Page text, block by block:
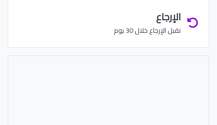
الإرجاع
نقبل الإرجاع خلال 30 يوم